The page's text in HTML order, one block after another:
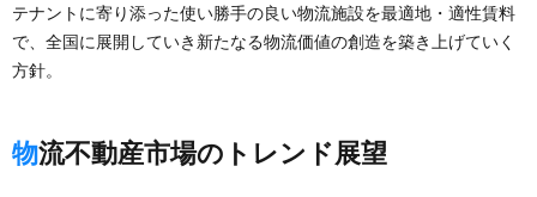
テナントに寄り添った使い勝手の良い物流施設を最適地・適性賃料
で、全国に展開していき新たなる物流価値の創造を築き上げていく
方針。
物流不動産市場のトレンド展望